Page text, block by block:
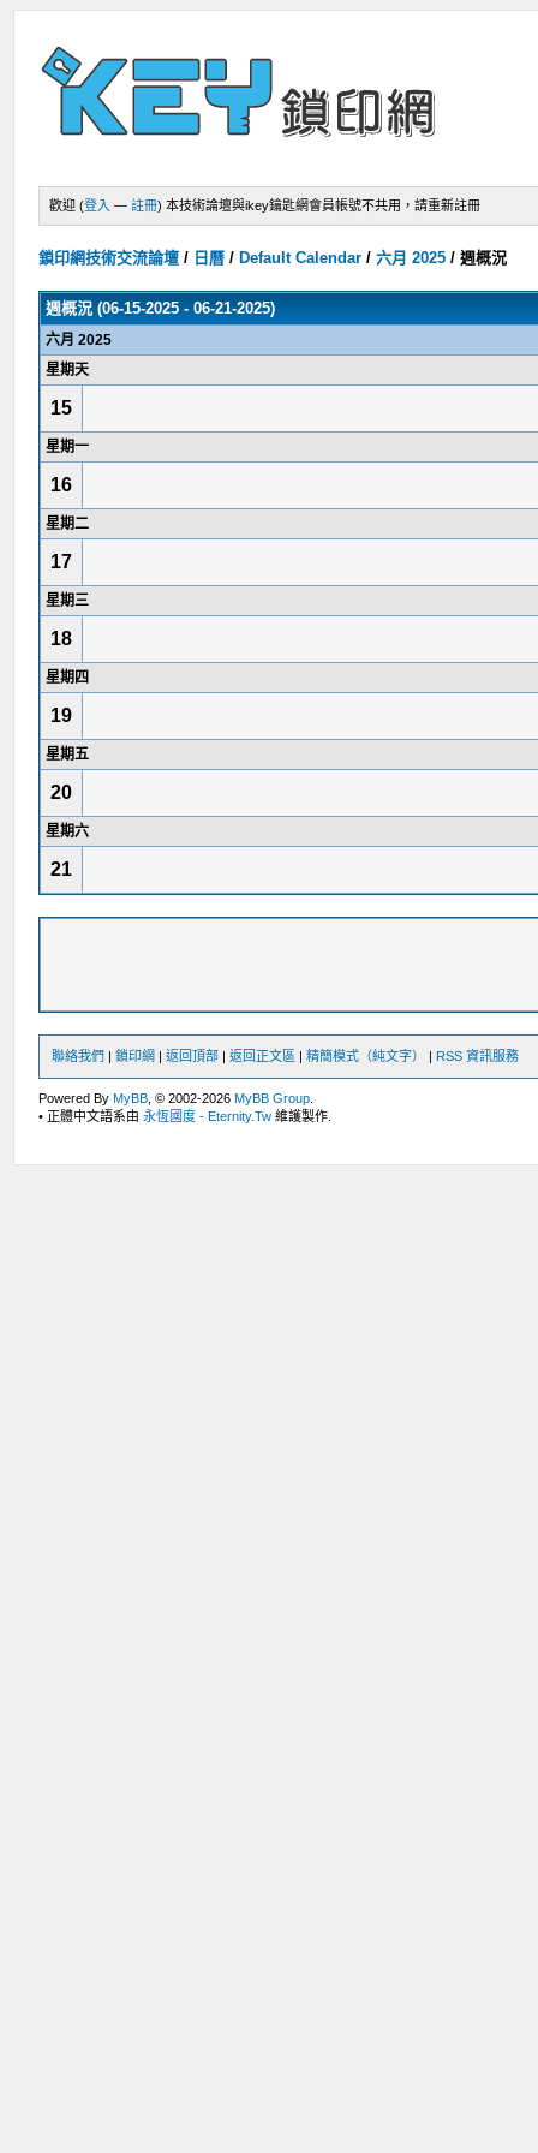
歡迎 (登入 —註冊) 本技術論壇與ikey鑰匙網會員帳號不共用，請重新註冊
鎖印網技術交流論壇 / 日曆 / Default Calendar /六月 2025 /週概況
週概況 (06-15-2025 - 06-21-2025)
六月 2025
星期天
15
星期一
16
星期二
17
星期三
18
星期四
19
星期五
20
星期六
21
聯絡我們 |鎖印網 |返回頂部 |返回正文區 |精簡模式（純文字） | RSS 資訊服務
Powered ByMyBB , © 2002-2026MyBB Group
• 正體中文語系由永恆國度 - Eternity.Tw 維護製作.